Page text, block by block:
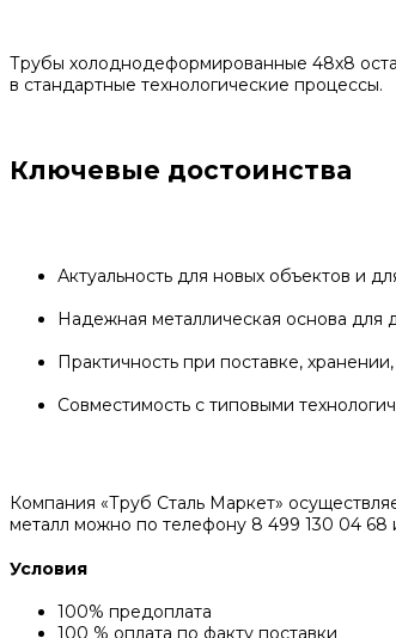
Трубы холоднодеформированные 48x8
в стандартные технологические процессы.
Ключевые достоинства
Актуальность для новых объектов и
Надежная металлическая основа для
Практичность при поставке,
Совместимость с типовыми
Компания «Труб Сталь Маркет»
металл можно по телефону 8 499 130 04 68
Условия
100% предоплата
100 % оплата по факту поставки